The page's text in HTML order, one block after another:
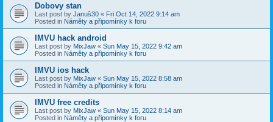
Dobovy stan
Last post by Januš30 « Fri Oct 14, 2022 9:14 am
Posted in Náměty a připomínky k foru
IMVU hack android
Last post by MixJaw « Sun May 15, 2022 9:42 am
Posted in Náměty a připomínky k foru
IMVU ios hack
Last post by MixJaw « Sun May 15, 2022 8:58 am
Posted in Náměty a připomínky k foru
IMVU free credits
Last post by MixJaw « Sun May 15, 2022 8:14 am
Posted in Náměty a připomínky k foru